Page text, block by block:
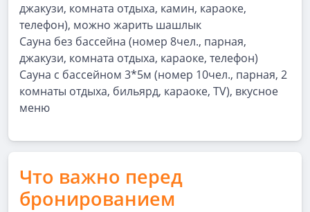
джакузи, комната отдыха, камин, караоке,
телефон), можно жарить шашлык
Сауна без бассейна (номер 8чел., парная,
джакузи, комната отдыха, караоке, телефон)
Сауна с бассейном 3*5м (номер 10чел., парная, 2
комнаты отдыха, бильярд, караоке, TV), вкусное
меню
Что важно перед
бронированием